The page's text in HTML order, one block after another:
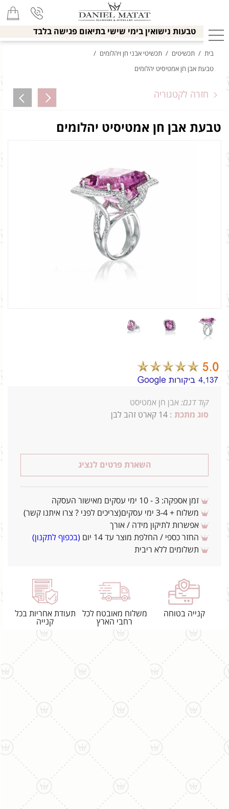
טבעות נישואין בימי שישי בתיאום פגישה בלבד
בית / תכשיטים / תכשיטי אבני חן ויהלומים /
טבעת אבן חן אמטיסיט יהלומים
חזרה לקטגוריה
טבעת אבן חן אמטיסיט יהלומים
קוד דגם: אבן חן אמטיסט
סוג מתכת :
השארת פרטים לנציג
זמן אספקה: 3 - 10 ימי עסקים מאישור העסקה
משלוח + 3-4 ימי עסקים(צריכים לפני ? צרו איתנו קשר)
אפשרות לתיקון מידה / אורך
החזר כספי / החלפת מוצר עד 14 יום
(בכפוף לתקנון)
תשלומים ללא ריבית
קנייה בטוחה
משלוח מאובטח לכל
רחבי הארץ
תעודת אחריות בכל
קנייה